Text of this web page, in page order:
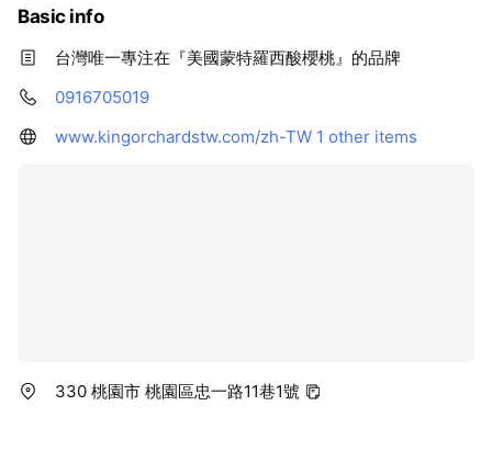
Basic info
台灣唯一專注在『美國蒙特羅西酸櫻桃』的品牌
0916705019
www.kingorchardstw.com/zh-TW 1 other items
330 桃園市 桃園區忠一路11巷1號